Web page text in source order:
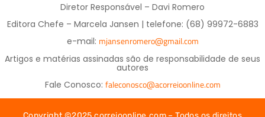
Diretor Responsável – Davi Romero
Editora Chefe – Marcela Jansen | telefone: (68) 99972-6883
e-mail: mjansenromero@gmail.com
Artigos e matérias assinadas são de responsabilidade de seus
autores
Fale Conosco: faleconosco@acorreioonline.com